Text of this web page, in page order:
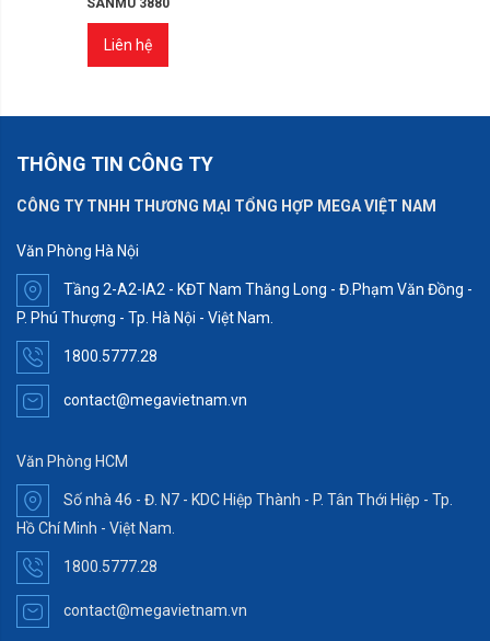
SANMU 3880
Liên hệ
THÔNG TIN CÔNG TY
CÔNG TY TNHH THƯƠNG MẠI TỔNG HỢP MEGA VIỆT NAM
Văn Phòng Hà Nội
Tầng 2-A2-IA2 - KĐT Nam Thăng Long - Đ.Phạm Văn Đồng -
P. Phú Thượng - Tp. Hà Nội - Việt Nam.
1800.5777.28
contact@megavietnam.vn
Văn Phòng HCM
Số nhà 46 - Đ. N7 - KDC Hiệp Thành - P. Tân Thới Hiệp - Tp.
Hồ Chí Minh - Việt Nam.
1800.5777.28
contact@megavietnam.vn